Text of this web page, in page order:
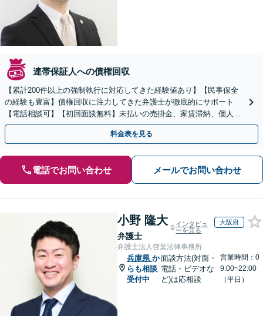
連帯保証人への債権回収
【累計200件以上の強制執行に対応してきた経験値あり】【民事保全
の経験も豊富】債権回収に注力してきた弁護士が徹底的にサポート
【電話相談可】【初回面談無料】未払いの売掛金、家賃滞納、個人間
のお金の貸し借りなど【関西エリア対応】
料金表を見る
電話でお問い合わせ メールでお問い合わせ
小野 隆大
弁護士
インタビュ
ーを見る
大阪府
弁護士法人啓葉法律事務所
兵庫県 か
らも相談
受付中
面談方法(対面・
電話・ビデオな
ど)は応相談
営業時間：0
9:00~22:00
（平日）